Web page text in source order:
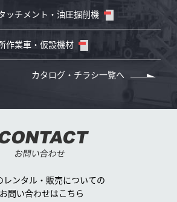
ッチメント・油圧掘削機
作業車・仮設機材
カタログ・チラシ一覧へ
お問い合わせ
レンタル・販売についての
お問い合わせはこちら